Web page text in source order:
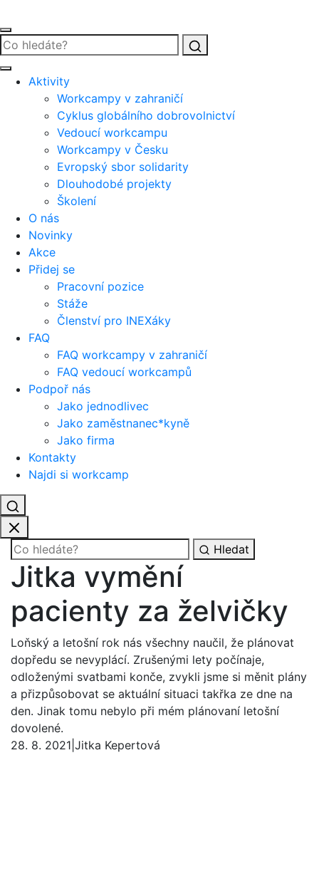
Vyhledat
Aktivity
Workcampy v zahraničí
Cyklus globálního dobrovolnictví
Vedoucí workcampu
Workcampy v Česku
Evropský sbor solidarity
Dlouhodobé projekty
Školení
O nás
Novinky
Akce
Přidej se
Pracovní pozice
Stáže
Členství pro INEXáky
FAQ
FAQ workcampy v zahraničí
FAQ vedoucí workcampů
Podpoř nás
Jako jednodlivec
Jako zaměstnanec*kyně
Jako firma
Kontakty
Najdi si workcamp
Hledat
Jitka vymění
pacienty za želvičky
Loňský a letošní rok nás všechny naučil, že plánovat
dopředu se nevyplácí. Zrušenými lety počínaje,
odloženými svatbami konče, zvykli jsme si měnit plány
a přizpůsobovat se aktuální situaci takřka ze dne na
den. Jinak tomu nebylo při mém plánovaní letošní
dovolené.
28. 8. 2021 Jitka Kepertová